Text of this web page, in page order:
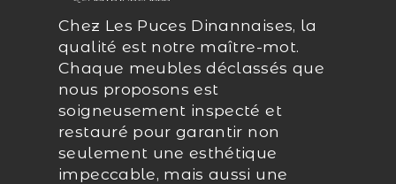
Chez Les Puces Dinannaises, la
qualité est notre maître-mot.
Chaque meubles déclassés que
nous proposons est
soigneusement inspecté et
restauré pour garantir non
seulement une esthétique
impeccable, mais aussi une